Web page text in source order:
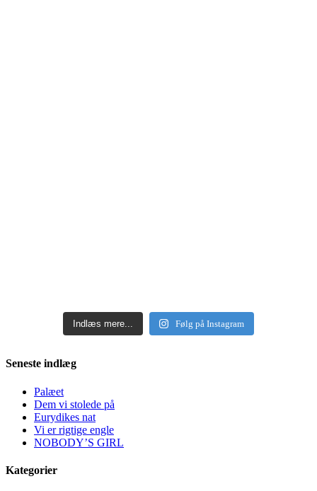
Indlæs mere... Følg på Instagram
Seneste indlæg
Palæet
Dem vi stolede på
Eurydikes nat
Vi er rigtige engle
NOBODY’S GIRL
Kategorier